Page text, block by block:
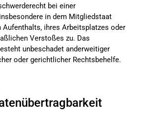
bei einer
in dem Mitgliedstaat
Aufenthalts, ihres Arbeitsplatzes oder
Verstoßes zu. Das
unbeschadet anderweitiger
oder gerichtlicher Rechtsbehelfe.